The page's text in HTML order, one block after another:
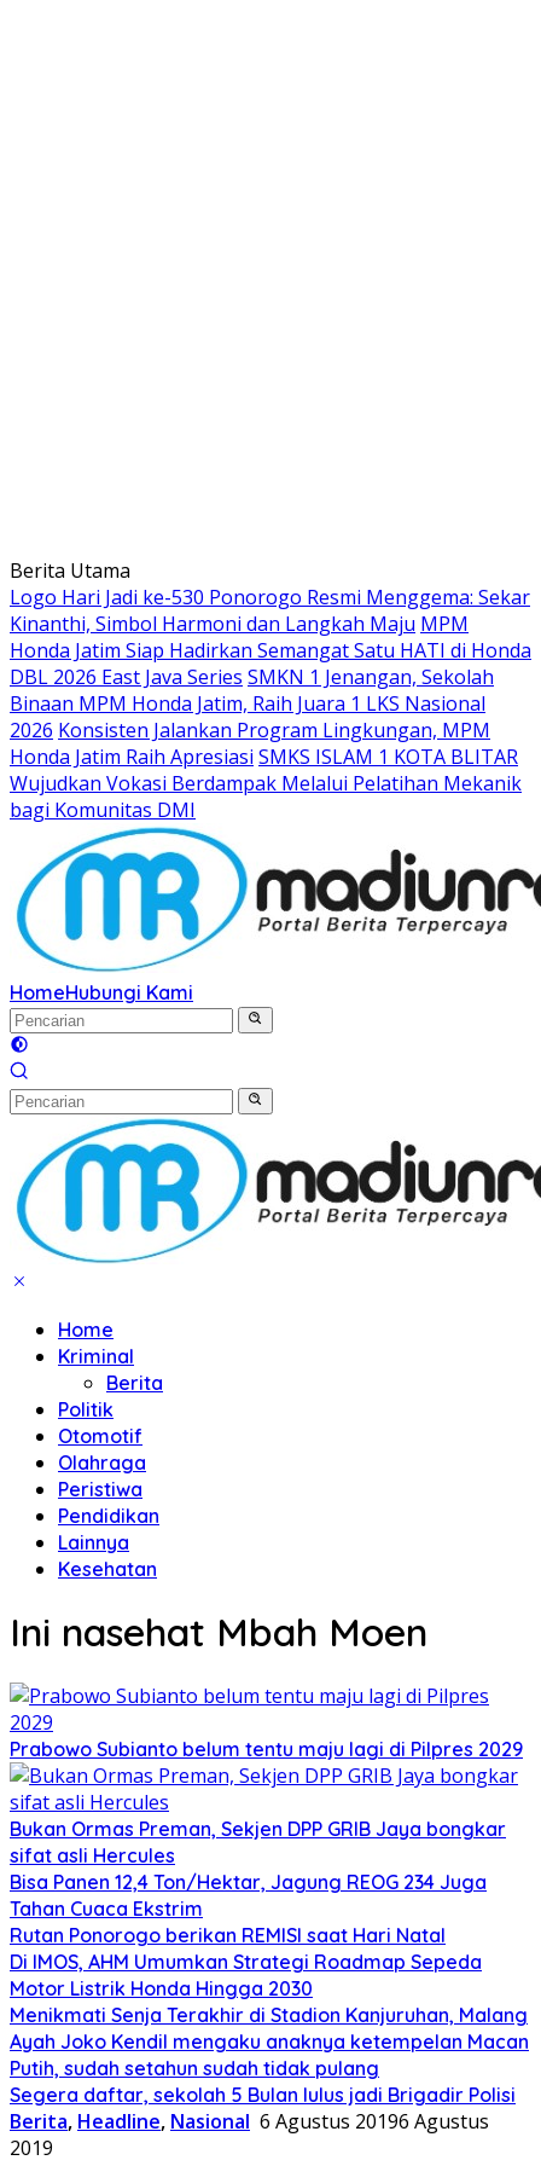
Langsung
ke
konten
Berita Utama
Logo Hari Jadi ke-530 Ponorogo Resmi Menggema: Sekar
Kinanthi, Simbol Harmoni dan Langkah Maju MPM
Honda Jatim Siap Hadirkan Semangat Satu HATI di Honda
DBL 2026 East Java Series SMKN 1 Jenangan, Sekolah
Binaan MPM Honda Jatim, Raih Juara 1 LKS Nasional
2026 Konsisten Jalankan Program Lingkungan, MPM
Honda Jatim Raih Apresiasi SMKS ISLAM 1 KOTA BLITAR
Wujudkan Vokasi Berdampak Melalui Pelatihan Mekanik
bagi Komunitas DMI
HomeHubungi Kami
Home
Kriminal
Berita
Politik
Otomotif
Olahraga
Peristiwa
Pendidikan
Lainnya
Kesehatan
Ini nasehat Mbah Moen
Prabowo Subianto belum tentu maju lagi di Pilpres 2029
Bukan Ormas Preman, Sekjen DPP GRIB Jaya bongkar
sifat asli Hercules
Bisa Panen 12,4 Ton/Hektar, Jagung REOG 234 Juga
Tahan Cuaca Ekstrim
Rutan Ponorogo berikan REMISI saat Hari Natal
Di IMOS, AHM Umumkan Strategi Roadmap Sepeda
Motor Listrik Honda Hingga 2030
Menikmati Senja Terakhir di Stadion Kanjuruhan, Malang
Ayah Joko Kendil mengaku anaknya ketempelan Macan
Putih, sudah setahun sudah tidak pulang
Segera daftar, sekolah 5 Bulan lulus jadi Brigadir Polisi
Berita, Headline, Nasional 6 Agustus 20196 Agustus
2019